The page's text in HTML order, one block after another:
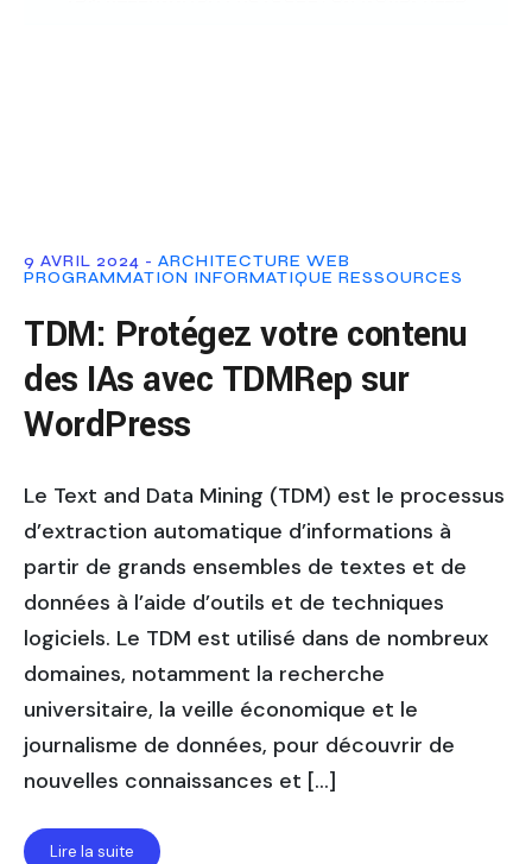
9 AVRIL 2024 - ARCHITECTURE WEB
PROGRAMMATION INFORMATIQUE RESSOURCES
TDM: Protégez votre contenu
des IAs avec TDMRep sur
WordPress
Le Text and Data Mining (TDM) est le processus
d’extraction automatique d’informations à
partir de grands ensembles de textes et de
données à l’aide d’outils et de techniques
logiciels. Le TDM est utilisé dans de nombreux
domaines, notamment la recherche
universitaire, la veille économique et le
journalisme de données, pour découvrir de
nouvelles connaissances et […]
Lire la suite